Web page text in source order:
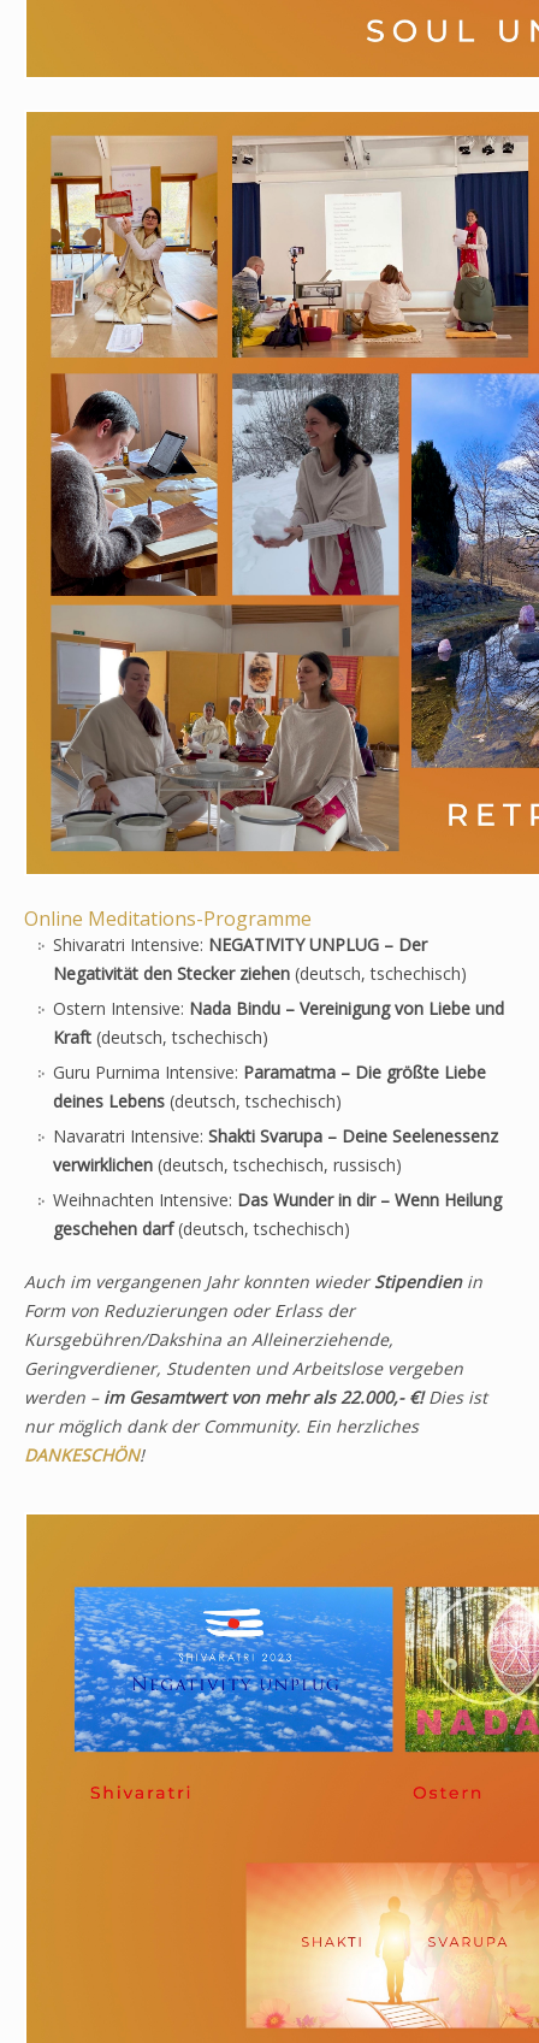
Online Meditations-Programme
Shivaratri Intensive: NEGATIVITY UNPLUG – Der
Negativität den Stecker ziehen (deutsch, tschechisch)
Ostern Intensive: Nada Bindu – Vereinigung von Liebe und
Kraft (deutsch, tschechisch)
Guru Purnima Intensive: Paramatma – Die größte Liebe
deines Lebens (deutsch, tschechisch)
Navaratri Intensive: Shakti Svarupa – Deine Seelenessenz
verwirklichen (deutsch, tschechisch, russisch)
Weihnachten Intensive: Das Wunder in dir – Wenn Heilung
geschehen darf(deutsch, tschechisch)
Auch im vergangenen Jahr konnten wiederStipendienin
Form von Reduzierungen oder Erlass der
Kursgebühren/Dakshina an Alleinerziehende,
Geringverdiener, Studenten und Arbeitslose vergeben
werden – im Gesamtwert von mehr als 22.000,- €!Dies ist
nur möglich dank der Community. Ein herzliches
DANKESCHÖN!